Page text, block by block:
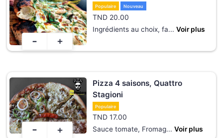
Populaire Nouveau
TND 20.00
Ingrédients au choix, fa... Voir plus
- +
Pizza 4 saisons, Quattro
Stagioni
Populaire
TND 17.00
Sauce tomate, Fromag... Voir plus
- +